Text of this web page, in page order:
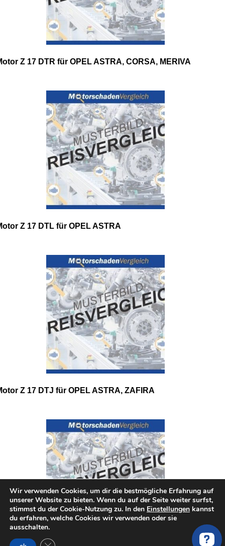
Z 17 DTR für OPEL ASTRA, CORSA, MERIVA
Z 17 DTL für OPEL ASTRA
Z 17 DTJ für OPEL ASTRA, ZAFIRA
Wir verwenden Cookies, um dir die bestmögliche Erfahrung auf
unserer Website zu bieten. Wenn du auf der Seite weiter surfst,
stimmst du der Cookie-Nutzung zu. In den Einstellungen kannst
du erfahren, welche Cookies wir verwenden oder sie
ausschalten.
GDPR Cookie-Banner schließen